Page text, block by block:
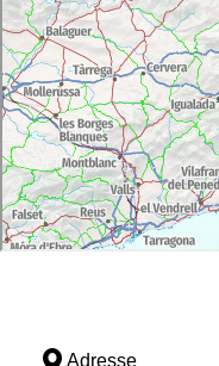
Adresse